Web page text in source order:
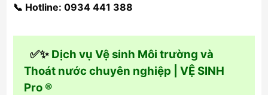
📞 Hotline: 0934 441 388
✅✨ Dịch vụ Vệ sinh Môi trường và
Thoát nước chuyên nghiệp | VỆ SINH
Pro ®